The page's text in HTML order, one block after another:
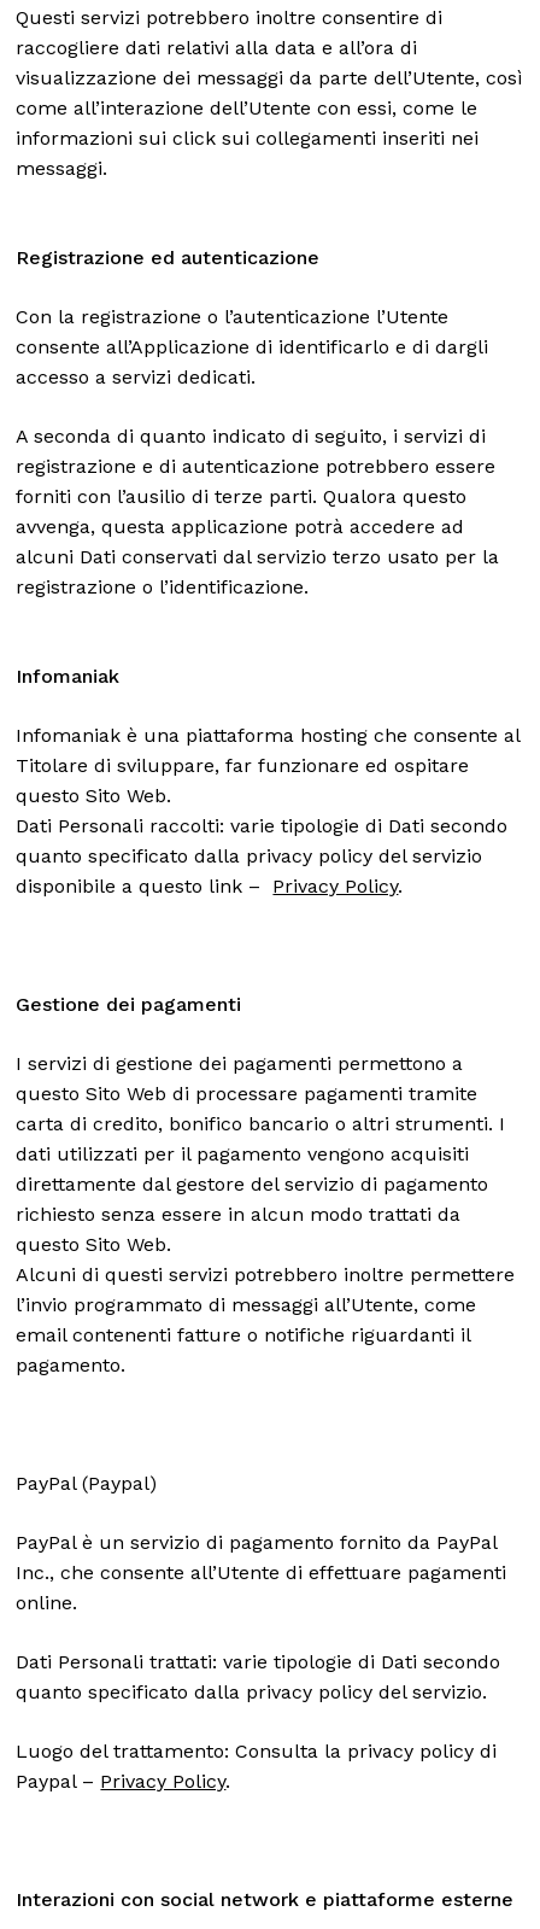
Questi servizi potrebbero inoltre consentire di
raccogliere dati relativi alla data e all’ora di
visualizzazione dei messaggi da parte dell’Utente, così
come all’interazione dell’Utente con essi, come le
informazioni sui click sui collegamenti inseriti nei
messaggi.
Registrazione ed autenticazione
Con la registrazione o l’autenticazione l’Utente
consente all’Applicazione di identificarlo e di dargli
accesso a servizi dedicati.
A seconda di quanto indicato di seguito, i servizi di
registrazione e di autenticazione potrebbero essere
forniti con l’ausilio di terze parti. Qualora questo
avvenga, questa applicazione potrà accedere ad
alcuni Dati conservati dal servizio terzo usato per la
registrazione o l’identificazione.
Infomaniak
Infomaniak è una piattaforma hosting che consente al
Titolare di sviluppare, far funzionare ed ospitare
questo Sito Web.
Dati Personali raccolti: varie tipologie di Dati secondo
quanto specificato dalla privacy policy del servizio
disponibile a questo link –
Privacy Policy.
Gestione dei pagamenti
I servizi di gestione dei pagamenti permettono a
questo Sito Web di processare pagamenti tramite
carta di credito, bonifico bancario o altri strumenti. I
dati utilizzati per il pagamento vengono acquisiti
direttamente dal gestore del servizio di pagamento
richiesto senza essere in alcun modo trattati da
questo Sito Web.
Alcuni di questi servizi potrebbero inoltre permettere
l’invio programmato di messaggi all’Utente, come
email contenenti fatture o notifiche riguardanti il
pagamento.
PayPal (Paypal)
PayPal è un servizio di pagamento fornito da PayPal
Inc., che consente all’Utente di effettuare pagamenti
online.
Dati Personali trattati: varie tipologie di Dati secondo
quanto specificato dalla privacy policy del servizio.
Luogo del trattamento: Consulta la privacy policy di
Paypal – Privacy Policy.
Interazioni con social network e piattaforme esterne